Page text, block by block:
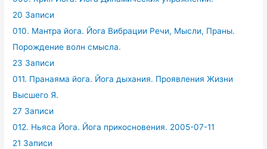
20 Записи
010. Мантра йога. Йога Вибрации Речи, Мысли, Праны.
Порождение волн смысла.
23 Записи
011. Пранаяма йога. Йога дыхания. Проявления Жизни
Высшего Я.
27 Записи
012. Ньяса Йога. Йога прикосновения. 2005-07-11
21 Записи